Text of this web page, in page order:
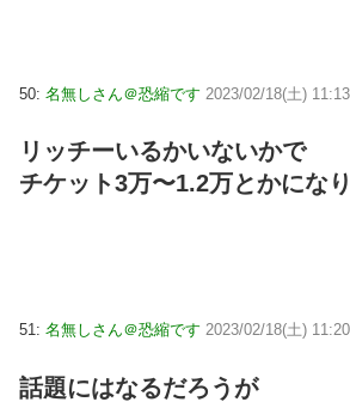
50: 名無しさん＠恐縮です 2023/02/18(土)
リッチーいるかいないかで
チケット3万〜1.2万とかにな
51: 名無しさん＠恐縮です 2023/02/18(土)
話題にはなるだろうが